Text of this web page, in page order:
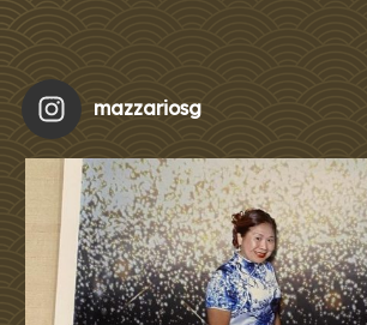
mazzariosg